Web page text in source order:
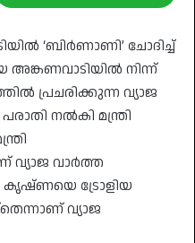
‘ബിര്‍ണാണി’ ചോദിച്ച്
നിന്ന്
പ്രചരിക്കുന്ന വ്യാജ
നൽകി മന്ത്രി
വാർത്ത
കൃഷ്ണയെ ട്രോളിയ
വ്യാജ